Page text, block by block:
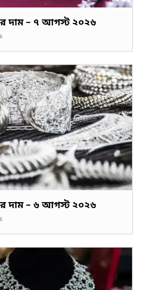
– ৭ আগস্ট ২০২৬
– ৬ আগস্ট ২০২৬